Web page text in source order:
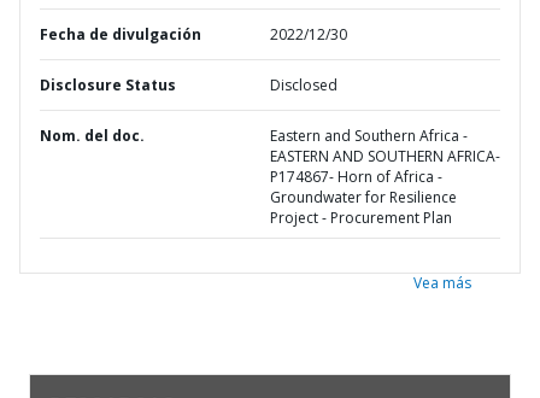
Fecha de divulgación 2022/12/30
Disclosure Status Disclosed
Nom. del doc.
Eastern and Southern Africa -
EASTERN AND SOUTHERN AFRICA-
P174867- Horn of Africa -
Groundwater for Resilience
Project - Procurement Plan
Vea más